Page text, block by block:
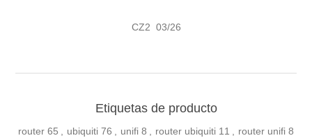
CZ2 03/26
Etiquetas de producto
router 65 , ubiquiti 76 , unifi 8 , router ubiquiti 11 , router unifi 8